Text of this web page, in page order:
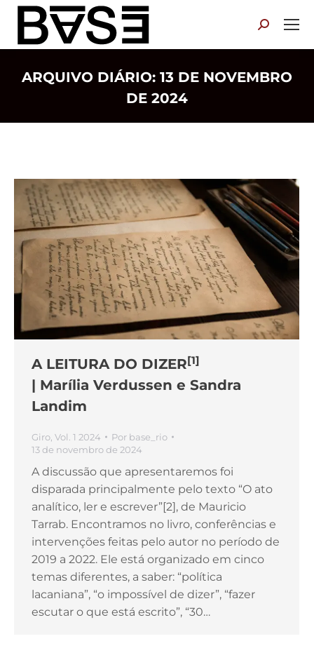
Search:
ARQUIVO DIÁRIO: 13 DE NOVEMBRO
DE 2024
A LEITURA DO DIZER[1]
| Marília Verdussen e Sandra
Landim
Giro Vol. 1 2024 Por base_rio
13 de novembro de 2024
A discussão que apresentaremos foi
disparada principalmente pelo texto “O ato
analítico, ler e escrever”[2], de Mauricio
Tarrab. Encontramos no livro, conferências e
intervenções feitas pelo autor no período de
2019 a 2022. Ele está organizado em cinco
temas diferentes, a saber: “política
lacaniana”, “o impossível de dizer”, “fazer
escutar o que está escrito”, “30…